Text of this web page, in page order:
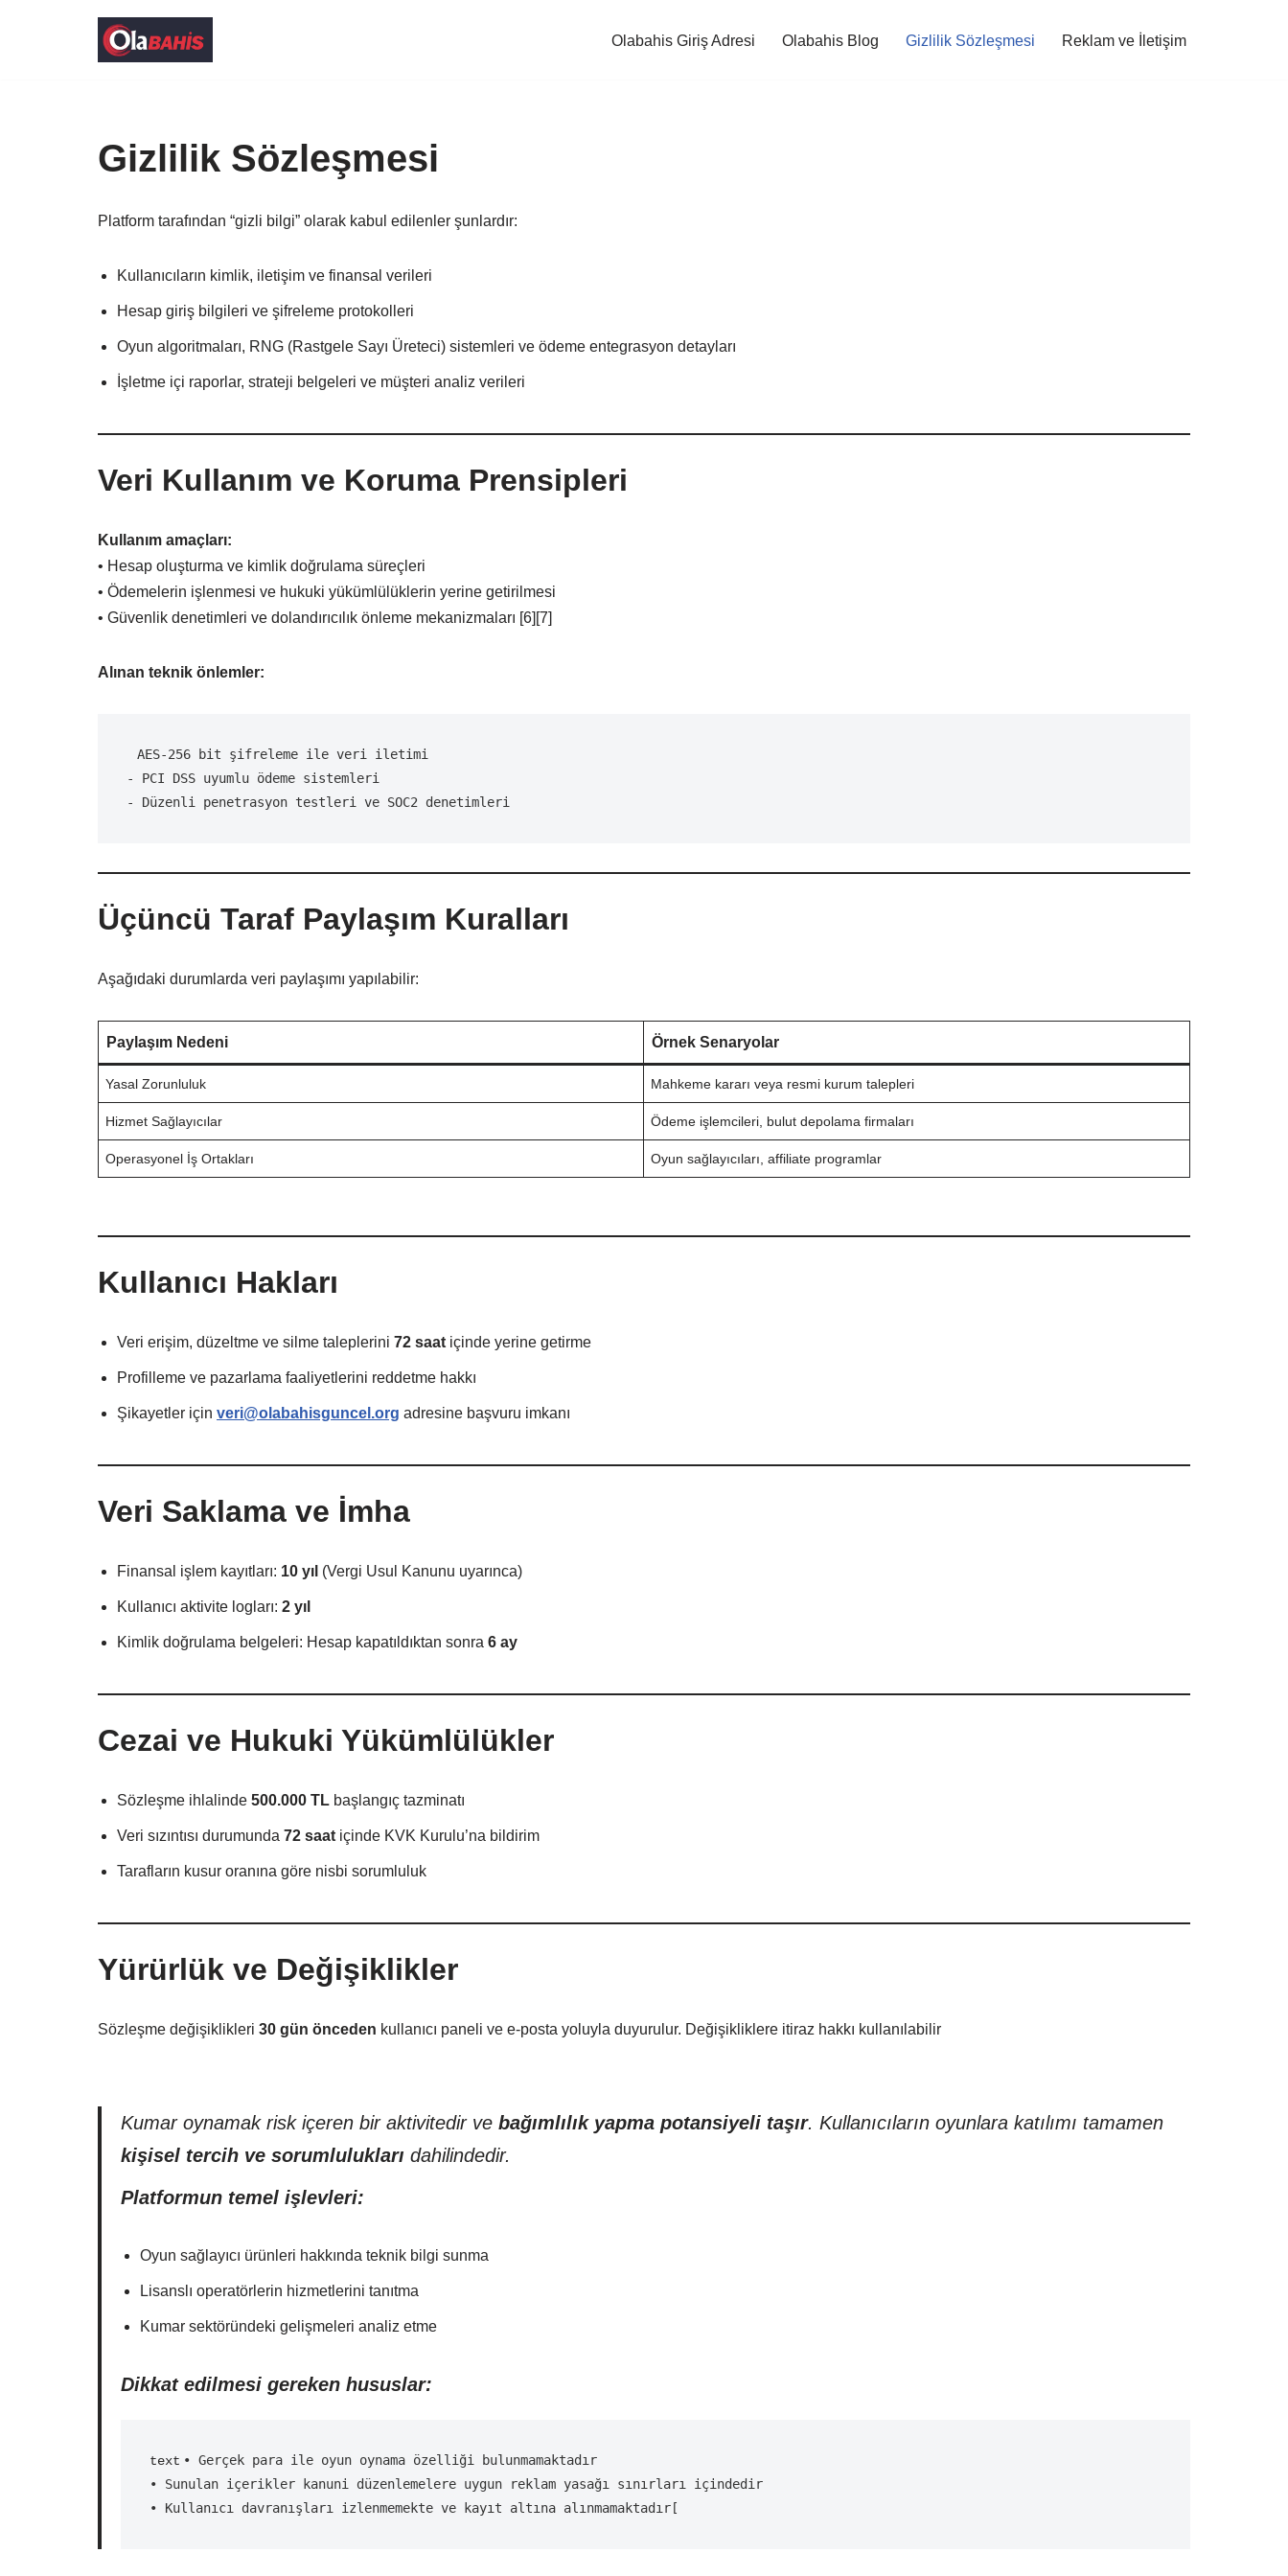
Olabahis Giriş Adresi Olabahis Blog Gizlilik Sözleşmesi Reklam ve İletişim
Gizlilik Sözleşmesi
Platform tarafından “gizli bilgi” olarak kabul edilenler şunlardır:
Kullanıcıların kimlik, iletişim ve finansal verileri
Hesap giriş bilgileri ve şifreleme protokolleri
Oyun algoritmaları, RNG (Rastgele Sayı Üreteci) sistemleri ve ödeme entegrasyon detayları
İşletme içi raporlar, strateji belgeleri ve müşteri analiz verileri
Veri Kullanım ve Koruma Prensipleri
Kullanım amaçları:
• Hesap oluşturma ve kimlik doğrulama süreçleri
• Ödemelerin işlenmesi ve hukuki yükümlülüklerin yerine getirilmesi
• Güvenlik denetimleri ve dolandırıcılık önleme mekanizmaları [6][7]
Alınan teknik önlemler:
AES-256 bit şifreleme ile veri iletimi
- PCI DSS uyumlu ödeme sistemleri
- Düzenli penetrasyon testleri ve SOC2 denetimleri
Üçüncü Taraf Paylaşım Kuralları
Aşağıdaki durumlarda veri paylaşımı yapılabilir:
Paylaşım Nedeni Örnek Senaryolar
Yasal Zorunluluk Mahkeme kararı veya resmi kurum talepleri
Hizmet Sağlayıcılar Ödeme işlemcileri, bulut depolama firmaları
Operasyonel İş Ortakları Oyun sağlayıcıları, affiliate programlar
Kullanıcı Hakları
Veri erişim, düzeltme ve silme taleplerini 72 saat içinde yerine getirme
Profilleme ve pazarlama faaliyetlerini reddetme hakkı
Şikayetler için veri@olabahisguncel.org adresine başvuru imkanı
Veri Saklama ve İmha
Finansal işlem kayıtları: 10 yıl (Vergi Usul Kanunu uyarınca)
Kullanıcı aktivite logları: 2 yıl
Kimlik doğrulama belgeleri: Hesap kapatıldıktan sonra 6 ay
Cezai ve Hukuki Yükümlülükler
Sözleşme ihlalinde 500.000 TL başlangıç tazminatı
Veri sızıntısı durumunda 72 saat içinde KVK Kurulu’na bildirim
Tarafların kusur oranına göre nisbi sorumluluk
Yürürlük ve Değişiklikler
Sözleşme değişiklikleri 30 gün önceden kullanıcı paneli ve e-posta yoluyla duyurulur. Değişikliklere itiraz hakkı kullanılabilir
Kumar oynamak risk içeren bir aktivitedir ve bağımlılık yapma potansiyeli taşır. Kullanıcıların oyunlara katılımı tamamen
kişisel tercih ve sorumlulukları dahilindedir.
Platformun temel işlevleri:
Oyun sağlayıcı ürünleri hakkında teknik bilgi sunma
Lisanslı operatörlerin hizmetlerini tanıtma
Kumar sektöründeki gelişmeleri analiz etme
Dikkat edilmesi gereken hususlar:
text • Gerçek para ile oyun oynama özelliği bulunmamaktadır
• Sunulan içerikler kanuni düzenlemelere uygun reklam yasağı sınırları içindedir
• Kullanıcı davranışları izlenmemekte ve kayıt altına alınmamaktadır[